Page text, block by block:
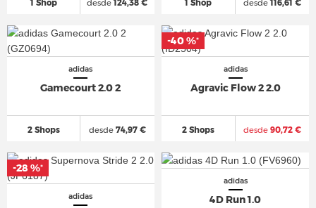
1 Shop desde124,38 € 1 Shop desde116,61 €
adidas
Gamecourt 2.0 2
2 Shops desde74,97 €
adidas
Agravic Flow 2 2.0
2 Shops desde90,72 €
-40 %*
adidas
-28 %*
adidas
4D Run 1.0